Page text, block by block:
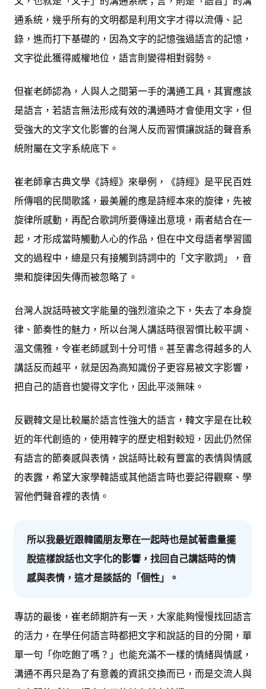
通系統，幾乎所有的文明都是利用文字才得以流傳、記
錄，進而打下基礎的，因為文字的記憶強過語言的記憶，
文字從此獲得威權地位，語言則變得相對弱勢。
但崔老師認為，人與人之間第一手的溝通工具，其實應該
是語言，若語言無法形成有效的溝通時才會使用文字，但
受強大的文字文化影響的台灣人反而習慣讓說話的聲音系
統附屬在文字系統底下。
崔老師拿古典文學《詩經》來舉例，《詩經》是平民百姓
所傳唱的民間歌謠，最美麗的應是詩經本來的旋律，先被
旋律所感動，再配合歌詞所要傳達出意境，兩者結合在一
起，才形成當時觸動人心的作品，但在中文母語者學習國
文的過程中，總是只有接觸到詩詞中的「文字歌詞」，音
樂和旋律因失傳而被忽略了。
台灣人說話時被文字能量的強烈渲染之下，失去了本身旋
律、節奏性的魅力，所以台灣人講話時很習慣比較平調、
溫文儒雅，令崔老師感到十分可惜。甚至書念得越多的人
講話反而越平，就是因為高知識份子更容易被文字影響，
把自己的語音也變得文字化，因此平淡無味。
反觀韓文是比較屬於語言性強大的語言，韓文字是在比較
近的年代創造的，使用韓字的歷史相對較短，因此仍然保
有語言的節奏感與表情，說話時比較有豐富的表情與情感
的表露，希望大家學韓語或其他語言時也要記得觀察、學
習他們聲音裡的表情。
所以我最近跟韓國朋友聚在一起時也是試著盡量擺
脫這樣說話也文字化的影響，找回自己講話時的情
感與表情，這才是談話的「個性」。
專訪的最後，崔老師期許有一天，大家能夠慢慢找回語言
的活力，在學任何語言時都把文字和說話的目的分開，單
單一句「你吃飽了嗎？」也能充滿不一樣的情緒與情感，
溝通不再只是為了有意義的資訊交換而已，而是交流人與